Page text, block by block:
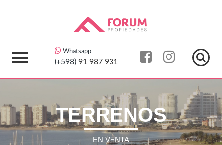
Whatsapp
(+598) 91 987 931
TERRENOS
EN VENTA